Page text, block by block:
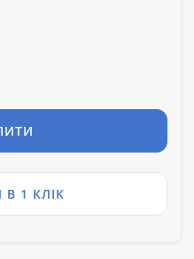
1 КЛІК